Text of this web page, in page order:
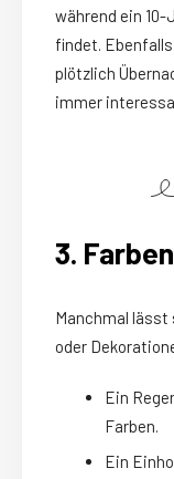
während ein 10-
findet.
plötzlich
immer
3.
Manchmal lässt
oder
Ein
Farben.
Ein